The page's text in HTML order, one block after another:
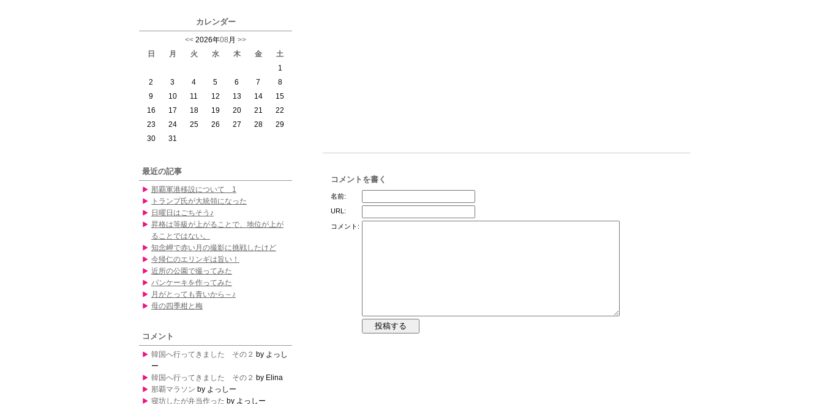
コメントを書く
名前:
URL:
コメント:
カレンダー
<< 2026年08 月 >>
日
月 火 水 木 金
土
1
2
3 4 5 6 7
8
9
10 11 12 13 14
15
16
17 18 19 20 21
22
23
24 25 26 27 28
29
30
31
最近の記事
那覇軍港移設について 1
トランプ氏が大統領になった
日曜日はごちそう♪
昇格は等級が上がることで、地位が上が
ることではない。
知念岬で赤い月の撮影に挑戦したけど
今帰仁のエリンギは旨い！
近所の公園で撮ってみた
パンケーキを作ってみた
月がとっても青いから～♪
母の四季柑と梅
コメント
韓国へ行ってきました その２ by よっし
ー
韓国へ行ってきました その２ by Elina
那覇マラソン by よっしー
寝坊したが弁当作った by よっしー